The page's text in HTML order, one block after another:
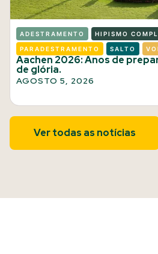
ADESTRAMENTO HIPISMO
PARADESTRAMENTO SALTO
Aachen 2026: Anos de
de glória.
AGOSTO 5, 2026
Ver todas as notícias